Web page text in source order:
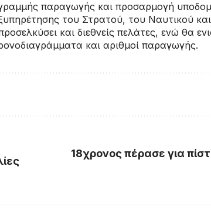
παραγωγής και προσαρμογή
του Στρατού, του Ναυτικού
και διεθνείς πελάτες, ενώ θα
και αριθμοί παραγωγής.
18χρονος πέρασε για